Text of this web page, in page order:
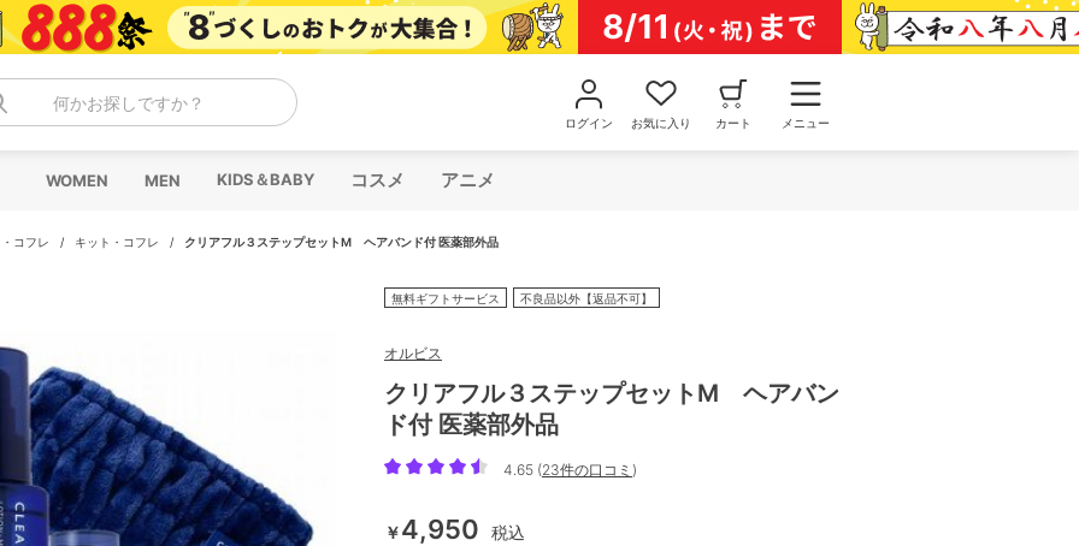
何かお探しですか？
ログイン お気に入り カート メニュー
WOMEN MEN KIDS＆BABY コスメ アニメ
コフレ / キット・コフレ / クリアフル３ステップセットM ヘアバンド付 医薬部外品
無料ギフトサービス 不良品以外【返品不可】
オルビス
クリアフル３ステップセットM ヘアバン
ド付 医薬部外品
4.65 (23件の口コミ )
￥4,950 税込